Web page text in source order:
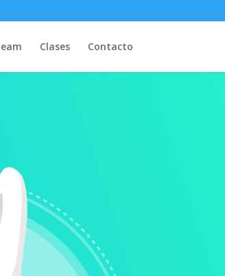
Clases Contacto